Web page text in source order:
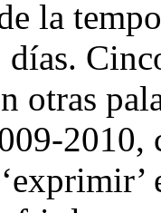
la
otras